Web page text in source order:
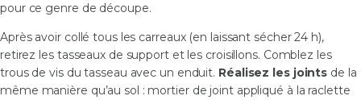
pour ce genre de découpe.
Après avoir collé tous les carreaux (en laissant sécher 24 h),
retirez les tasseaux de support et les croisillons. Comblez les
trous de vis du tasseau avec un enduit. Réalisez les joints de la
même manière qu’au sol : mortier de joint appliqué à la raclette